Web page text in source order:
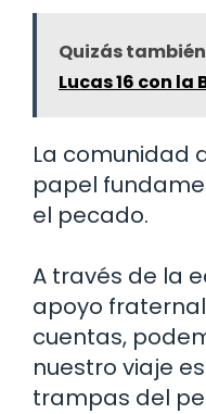
Quizás
Lucas 16 con
La comunidad
papel
el pecado.
A través de la
apoyo
cuentas,
nuestro viaje
trampas del